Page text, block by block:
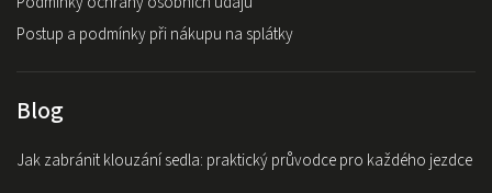
Postup a podmínky při nákupu na splátky
Blog
Jak zabránit klouzání sedla: praktický průvodce pro každého jezdce